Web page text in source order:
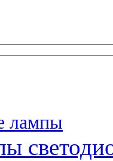
лампы